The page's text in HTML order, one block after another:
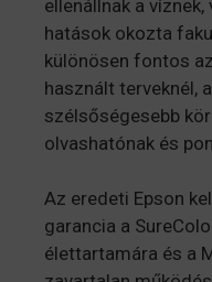
ellenállnak a
hatások okozta
különösen fontos
használt terveknél,
szélsőségesebb
olvashatónak és
Az eredeti Epson
garancia a
élettartamára és a